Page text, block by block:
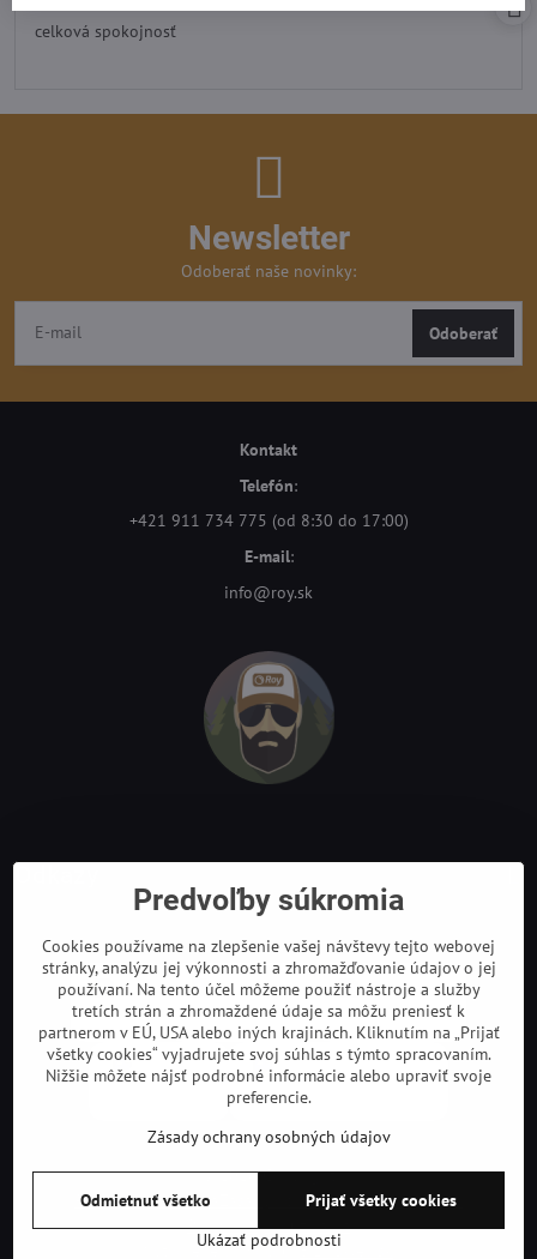
celková spokojnosť
Newsletter
Odoberať naše novinky:
Odoberať
Kontakt
Telefón:
+421 911 734 775 (od 8:30 do 17:00)
E-mail:
info@roy.sk
©2026Copyright
Predvoľby súkromia
Zásady ochrany osobných údajov
Podmienky používania
Vytvorené pomocou:BiznisWeb.sk
Predvoľby súkromia
Cookies používame na zlepšenie vašej návštevy tejto webovej
stránky, analýzu jej výkonnosti a zhromažďovanie údajov o jej
používaní. Na tento účel môžeme použiť nástroje a služby
tretích strán a zhromaždené údaje sa môžu preniesť k
partnerom v EÚ, USA alebo iných krajinách. Kliknutím na „Prijať
všetky cookies“ vyjadrujete svoj súhlas s týmto spracovaním.
Nižšie môžete nájsť podrobné informácie alebo upraviť svoje
preferencie.
Zásady ochrany osobných údajov
Ukázať podrobnosti
Prijať všetky cookies
Odmietnuť všetko